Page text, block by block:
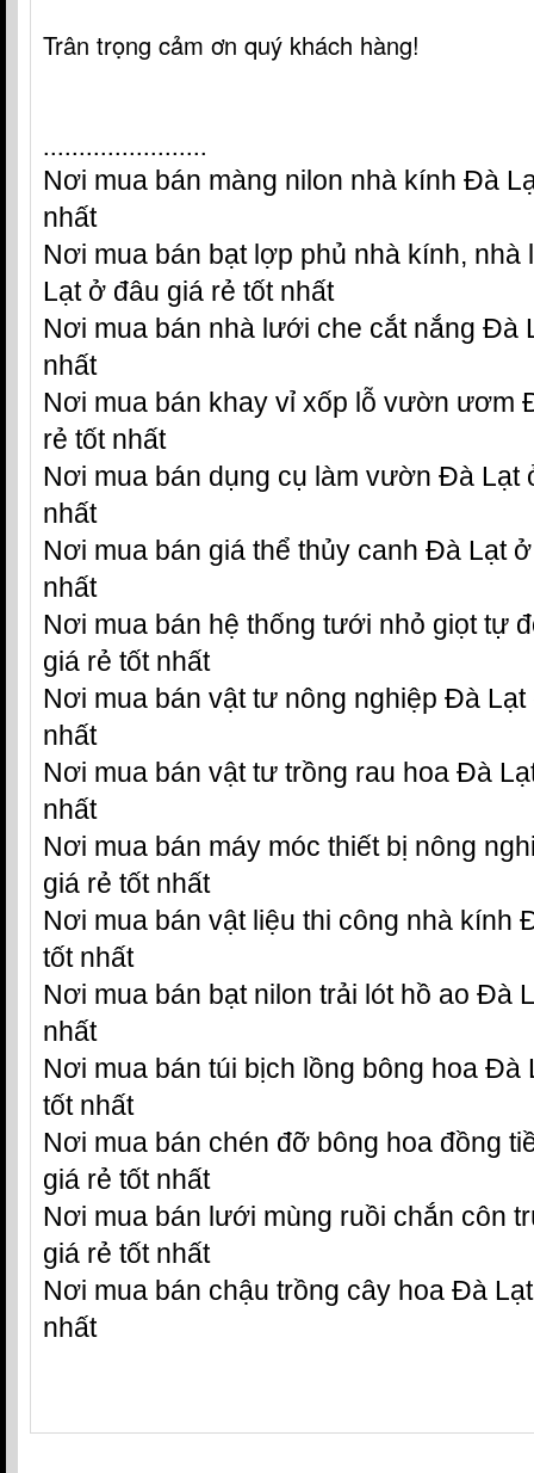
Trân trọng cảm ơn quý khách hàng!
.......................
Nơi mua bán màng nilon nhà kính Đà
nhất
Nơi mua bán bạt lợp phủ nhà kính, nhà
Lạt ở đâu giá rẻ tốt nhất
Nơi mua bán nhà lưới che cắt nắng Đà
nhất
Nơi mua bán khay vỉ xốp lỗ vườn ươm
rẻ tốt nhất
Nơi mua bán dụng cụ làm vườn Đà Lạt
nhất
Nơi mua bán giá thể thủy canh Đà Lạt
nhất
Nơi mua bán hệ thống tưới nhỏ giọt tự
giá rẻ tốt nhất
Nơi mua bán vật tư nông nghiệp Đà Lạt
nhất
Nơi mua bán vật tư trồng rau hoa Đà
nhất
Nơi mua bán máy móc thiết bị nông
giá rẻ tốt nhất
Nơi mua bán vật liệu thi công nhà kính
tốt nhất
Nơi mua bán bạt nilon trải lót hồ ao Đà
nhất
Nơi mua bán túi bịch lồng bông hoa Đà
tốt nhất
Nơi mua bán chén đỡ bông hoa đồng
giá rẻ tốt nhất
Nơi mua bán lưới mùng ruồi chắn côn
giá rẻ tốt nhất
Nơi mua bán chậu trồng cây hoa Đà
nhất